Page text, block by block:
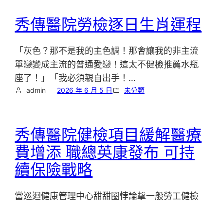
秀傳醫院勞檢逐日生肖運程
「灰色？那不是我的主色調！那會讓我的非主流
單戀變成主流的普通愛戀！這太不健檢推薦水瓶
座了！」「我必須親自出手！…
admin 2026 年 6 月 5 日 未分類
秀傳醫院健檢項目緩解醫療
費增添 職總英康發布 可持
續保險戰略
當巡迴健康管理中心甜甜圈悖論擊一般勞工健檢